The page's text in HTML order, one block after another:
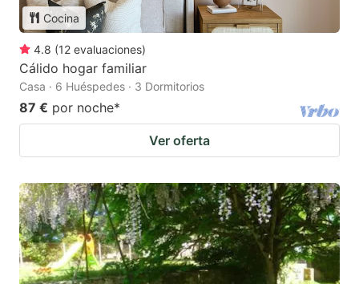
Cocina
4.8 (12 evaluaciones)
Cálido hogar familiar
Casa · 6 Huéspedes · 3 Dormitorios
87 € por noche*
Ver oferta